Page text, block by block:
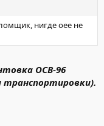
нигде оее не
ОСВ-96
транспортировки).